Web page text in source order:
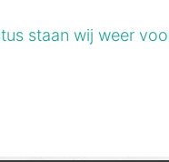
staan wij weer